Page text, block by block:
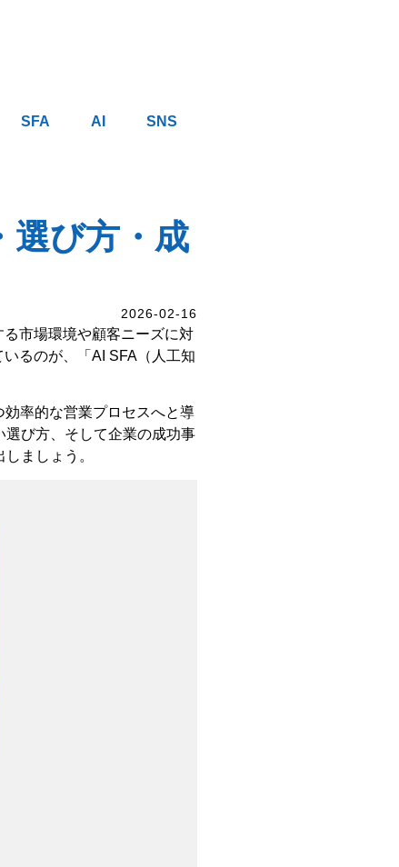
SFA AI SNS
選び方・成
2026-02-16
市場環境や顧客ニーズに対
るのが、「AI SFA（人工知
率的な営業プロセスへと導
選び方、そして企業の成功事
ましょう。